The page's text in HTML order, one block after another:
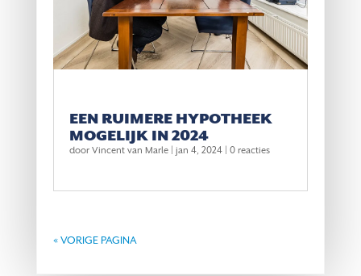
EEN RUIMERE HYPOTHEEK
MOGELIJK IN 2024
door Vincent van Marle| jan 4, 2024| 0 reacties
« VORIGE PAGINA